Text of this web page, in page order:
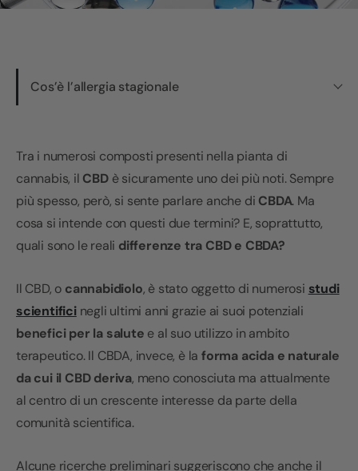
Cos’è l’allergia stagionale
Tra i numerosi composti presenti nella pianta di
cannabis, il CBDè sicuramente uno dei più noti. Sempre
più spesso, però, si sente parlare anche di CBDA. Ma
cosa si intende con questi due termini? E, soprattutto,
quali sono le reali differenze tra CBD e CBDA?
Il CBD, o cannabidiolo, è stato oggetto di numerosi studi
scientificinegli ultimi anni grazie ai suoi potenziali
benefici per la salute e al suo utilizzo in ambito
terapeutico. Il CBDA, invece, è laforma acida e naturale
da cui il CBD deriva, meno conosciuta ma attualmente
al centro di un crescente interesse da parte della
comunità scientifica.
Alcune ricerche preliminari suggeriscono che anche il